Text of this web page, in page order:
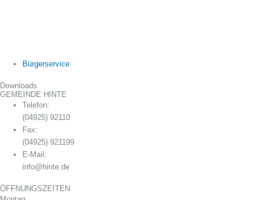
Bürgerservice
Downloads
GEMEINDE HINTE
Telefon:
(04925) 92110
Fax:
(04925) 921199
E-Mail:
info@hinte.de
ÖFFNUNGSZEITEN